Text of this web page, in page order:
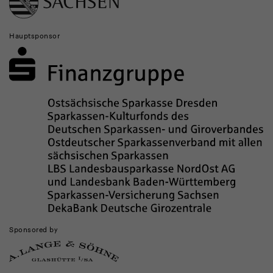
Institutionen
Hauptsponsor
Sponsored by